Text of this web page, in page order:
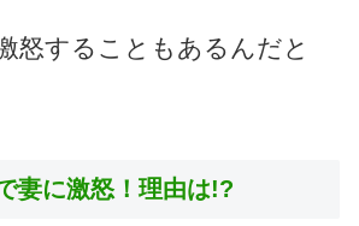
怒することもあるんだと
妻に激怒！理由は!?